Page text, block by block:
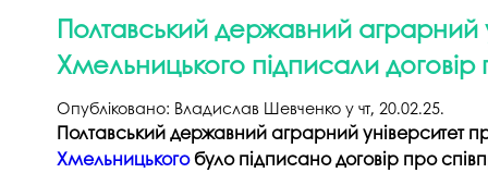
Почесні професори
Досягнення
Сталий розвиток
Наглядова рада
Ректорат
Вчена рада
Факультети та
Полтавський державний аграрний
Хмельницького підписали
Опубліковано: Владислав Шевченко у чт, 20.02.25.
Полтавський державний аграрний університет
Хмельницькогобуло підписано договір про